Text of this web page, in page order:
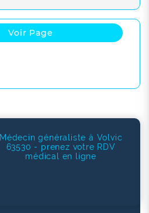
Voir Page
Médecin généraliste à Volvic
63530 - prenez votre RDV
médical en ligne